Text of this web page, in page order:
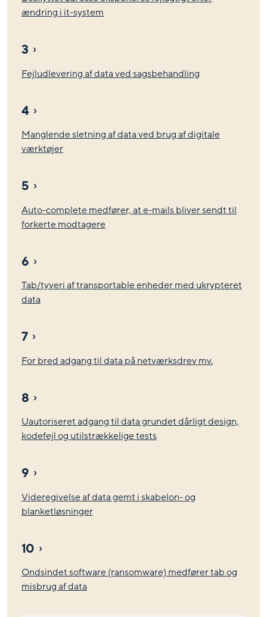
ændring i it-system
3
Fejludlevering af data ved sagsbehandling
4
Manglende sletning af data ved brug af digitale
værktøjer
5
Auto-complete medfører, at e-mails bliver sendt til
forkerte modtagere
6
Tab/tyveri af transportable enheder med ukrypteret
data
7
For bred adgang til data på netværksdrev mv.
8
Uautoriseret adgang til data grundet dårligt design,
kodefejl og utilstrækkelige tests
9
Videregivelse af data gemt i skabelon- og
blanketløsninger
10
Ondsindet software (ransomware) medfører tab og
misbrug af data